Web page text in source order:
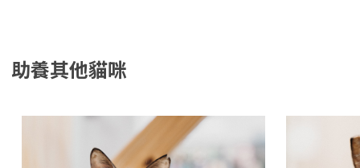
助養其他貓咪